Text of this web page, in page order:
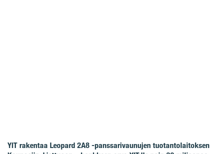
YIT rakentaa Leopard 2A8 -panssarivaunujen tuotantolaitoksen